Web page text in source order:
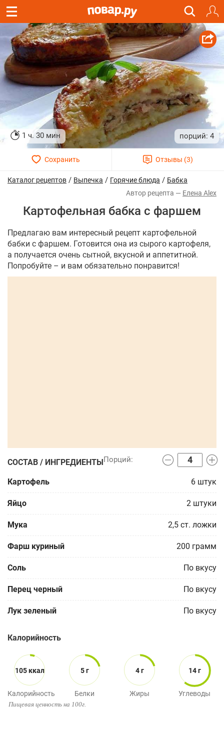
1 ч. 30 мин 4
Каталог рецептов / Выпечка / Горячие блюда / Бабка
Елена Alex
Картофельная бабка с фаршем
Предлагаю вам интересный рецепт картофельной
бабки с фаршем. Готовится она из сырого картофеля,
а получается очень сытной, вкусной и аппетитной.
Попробуйте – и вам обязательно понравится!
СОСТАВ / ИНГРЕДИЕНТЫ
Картофель 6 штук
Яйцо 2 штуки
Мука 2,5 ст. ложки
Фарш куриный 200 грамм
Соль По вкусу
Перец черный По вкусу
Лук зеленый По вкусу
Калорийность
105 ккал
Калорийность
5 г
Белки
4 г
Жиры
14 г
Углеводы
Пищевая ценность на 100г.